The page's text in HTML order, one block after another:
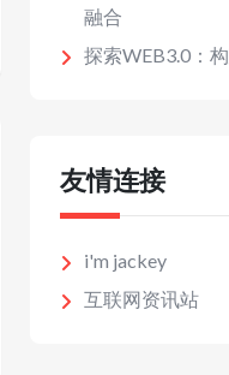
融合
探索WEB3.0：
友情连接
i'm jackey
互联网资讯站